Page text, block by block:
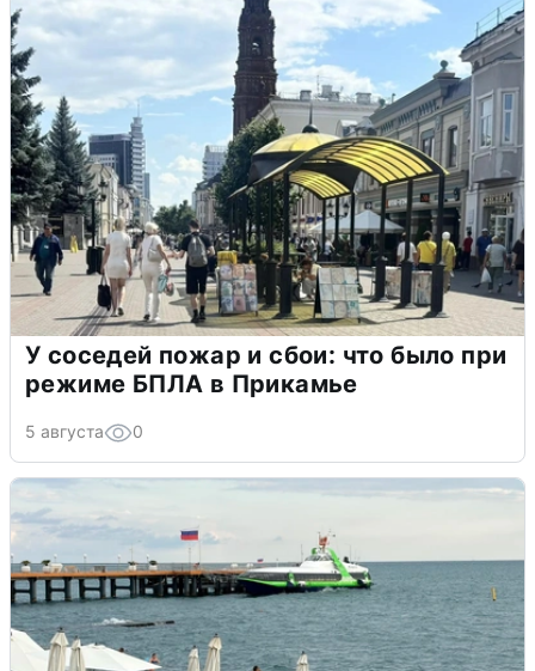
У соседей пожар и сбои: что было при
режиме БПЛА в Прикамье
5 августа 0